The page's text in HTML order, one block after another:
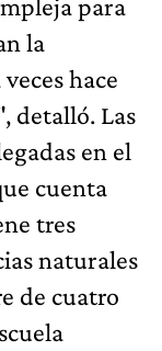
para
la
hace
detalló. Las
en el
cuenta
tres
naturales
de cuatro